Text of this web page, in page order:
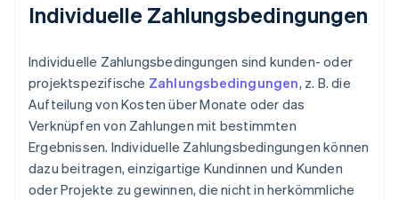
Individuelle Zahlungsbedingungen
Individuelle Zahlungsbedingungen sind kunden- oder
projektspezifische Zahlungsbedingungen, z. B. die
Aufteilung von Kosten über Monate oder das
Verknüpfen von Zahlungen mit bestimmten
Ergebnissen. Individuelle Zahlungsbedingungen können
dazu beitragen, einzigartige Kundinnen und Kunden
oder Projekte zu gewinnen, die nicht in herkömmliche